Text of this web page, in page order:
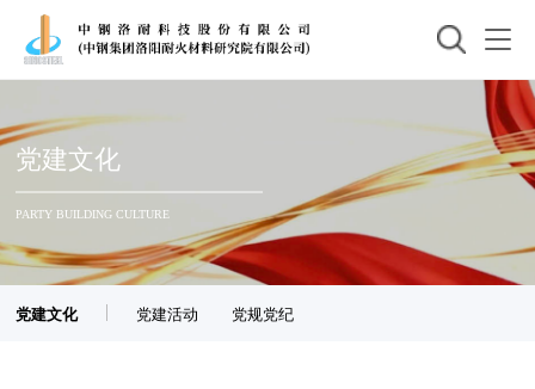
党建文化
PARTY BUILDING CULTURE
党建文化 党建活动 党规党纪